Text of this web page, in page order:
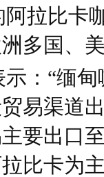
拉比卡
多国、
：“缅
易渠道
要出口
比卡为